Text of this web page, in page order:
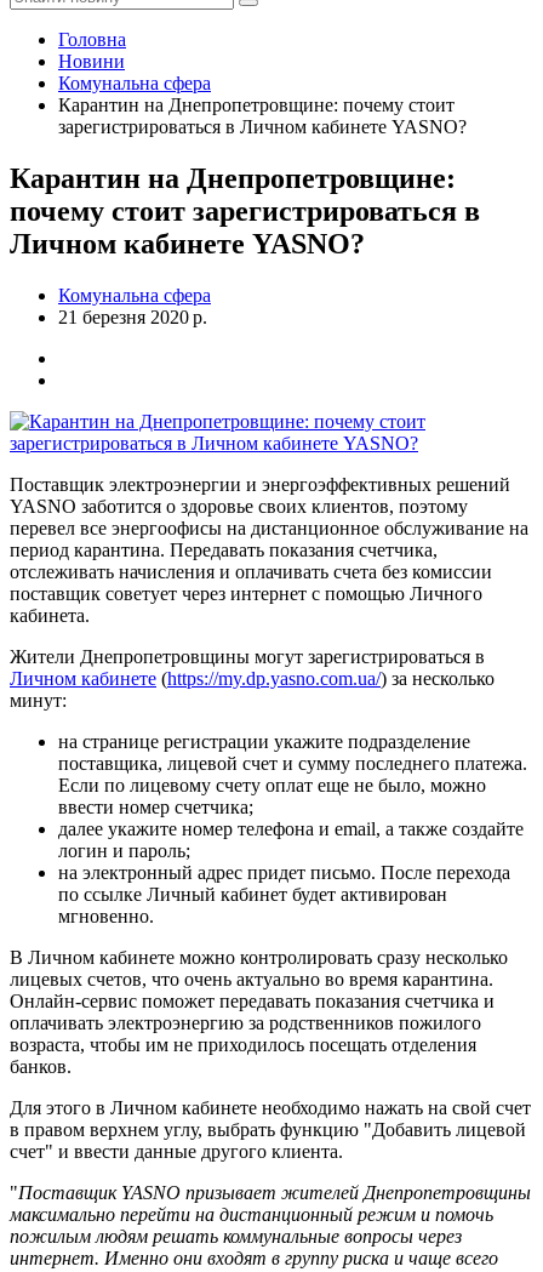
Головна
Новини
Комунальна сфера
Карантин на Днепропетровщине: почему стоит
зарегистрироваться в Личном кабинете YASNO?
Карантин на Днепропетровщине:
почему стоит зарегистрироваться в
Личном кабинете YASNO?
Комунальна сфера
21 березня 2020 р.
Поставщик электроэнергии и энергоэффективных решений
YASNO заботится о здоровье своих клиентов, поэтому
перевел все энергоофисы на дистанционное обслуживание на
период карантина. Передавать показания счетчика,
отслеживать начисления и оплачивать счета без комиссии
поставщик советует через интернет с помощью Личного
кабинета.
Жители Днепропетровщины могут зарегистрироваться в
Личном кабинете (https://my.dp.yasno.com.ua/) за несколько
минут:
на странице регистрации укажите подразделение
поставщика, лицевой счет и сумму последнего платежа.
Если по лицевому счету оплат еще не было, можно
ввести номер счетчика;
далее укажите номер телефона и email, а также создайте
логин и пароль;
на электронный адрес придет письмо. После перехода
по ссылке Личный кабинет будет активирован
мгновенно.
В Личном кабинете можно контролировать сразу несколько
лицевых счетов, что очень актуально во время карантина.
Онлайн-сервис поможет передавать показания счетчика и
оплачивать электроэнергию за родственников пожилого
возраста, чтобы им не приходилось посещать отделения
банков.
Для этого в Личном кабинете необходимо нажать на свой счет
в правом верхнем углу, выбрать функцию "Добавить лицевой
счет" и ввести данные другого клиента.
"Поставщик YASNO призывает жителей Днепропетровщины
максимально перейти на дистанционный режим и помочь
пожилым людям решать коммунальные вопросы через
интернет. Именно они входят в группу риска и чаще всего